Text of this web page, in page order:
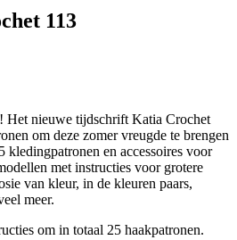
113
Het nieuwe tijdschrift Katia Crochet
om deze zomer vreugde te brengen
kledingpatronen en accessoires voor
met instructies voor grotere
van kleur, in de kleuren paars,
meer.
om in totaal 25 haakpatronen.